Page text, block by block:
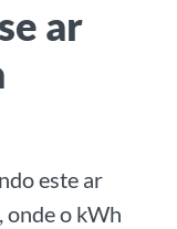
ar
este ar
onde o kWh